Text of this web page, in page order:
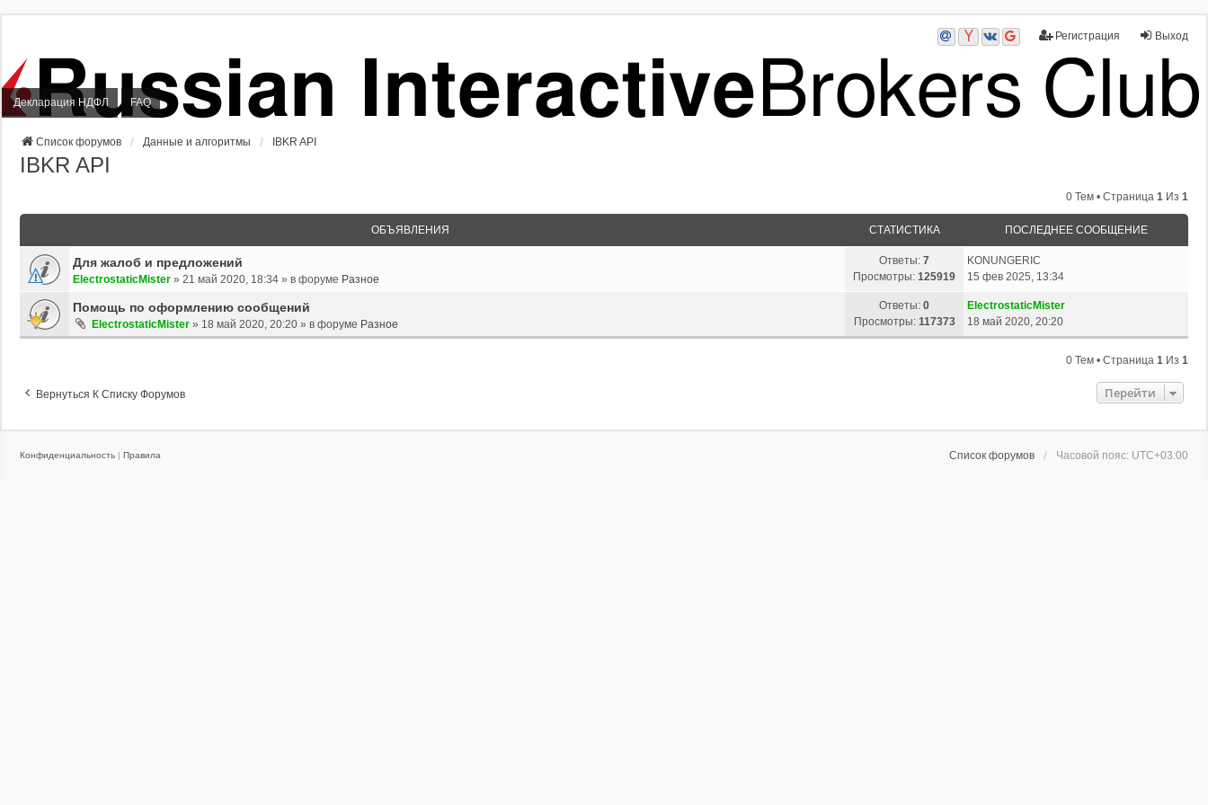
Выход
Регистрация
Декларация НДФЛ FAQ
Список форумов Данные и алгоритмы IBKR API
IBKR API
0 Тем • Страница 1 Из 1
ОБЪЯВЛЕНИЯ СТАТИСТИКА ПОСЛЕДНЕЕ СООБЩЕНИЕ
Для жалоб и предложений
ElectrostaticMister » 21 май 2020, 18:34 » в форуме Разное
Ответы: 7
Просмотры: 125919
KONUNGERIC
15 фев 2025, 13:34
Помощь по оформлению сообщений
ElectrostaticMister » 18 май 2020, 20:20 » в форуме Разное
Ответы: 0
Просмотры: 117373
ElectrostaticMister
18 май 2020, 20:20
0 Тем • Страница 1 Из 1
Вернуться К Списку Форумов Перейти
Список форумов Часовой пояс: UTC+03:00
Конфиденциальность | Правила